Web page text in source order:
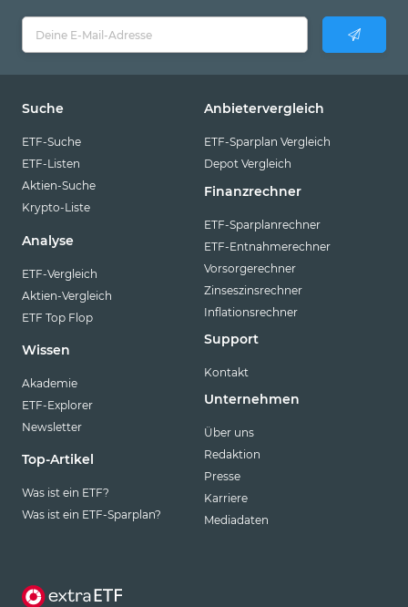
Suche
ETF-Suche
ETF-Listen
Aktien-Suche
Krypto-Liste
Analyse
ETF-Vergleich
Aktien-Vergleich
ETF Top Flop
Wissen
Akademie
ETF-Explorer
Newsletter
Top-Artikel
Was ist ein ETF?
Was ist ein ETF-Sparplan?
Anbietervergleich
ETF-Sparplan Vergleich
Depot Vergleich
Finanzrechner
ETF-Sparplanrechner
ETF-Entnahmerechner
Vorsorgerechner
Zinseszinsrechner
Inflationsrechner
Support
Kontakt
Unternehmen
Über uns
Redaktion
Presse
Karriere
Mediadaten